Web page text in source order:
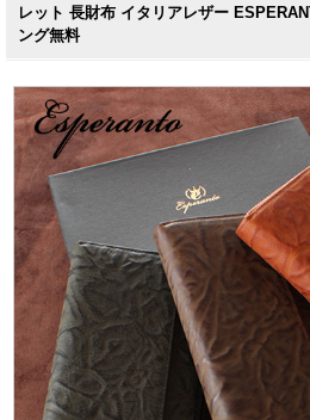
レット 長財布 イタリアレザー
ング無料